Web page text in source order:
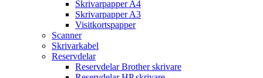
Skrivarpapper A4
Skrivarpapper A3
Visitkortspapper
Scanner
Skrivarkabel
Reservdelar
Reservdelar Brother skrivare